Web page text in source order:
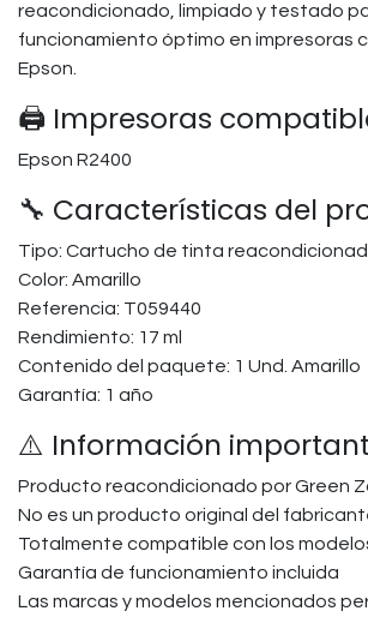
reacondicionado, limpiado y testado
funcionamiento óptimo en impresoras
Epson.
🖨️ Impresoras
Epson R2400
🔧 Características del
Tipo: Cartucho de tinta
Color: Amarillo
Referencia: T059440
Rendimiento: 17 ml
Contenido del paquete: 1 Und. Amarillo
Garantía: 1 año
⚠️ Información
Producto reacondicionado por Green
No es un producto original del
Totalmente compatible con los
Garantía de funcionamiento incluida
Las marcas y modelos mencionados